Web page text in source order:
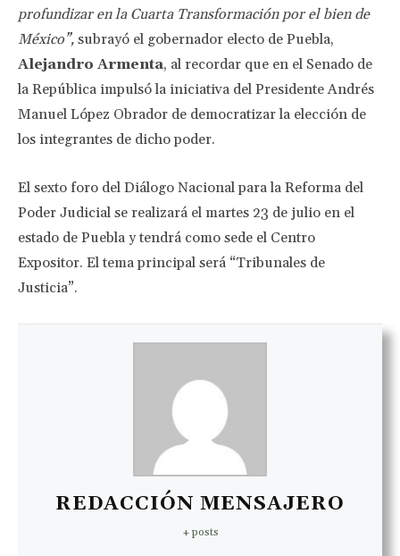
profundizar en la Cuarta Transformación por el bien de
México”, subrayó el gobernador electo de Puebla,
Alejandro Armenta, al recordar que en el Senado de
la República impulsó la iniciativa del Presidente Andrés
Manuel López Obrador de democratizar la elección de
los integrantes de dicho poder.
El sexto foro del Diálogo Nacional para la Reforma del
Poder Judicial se realizará el martes 23 de julio en el
estado de Puebla y tendrá como sede el Centro
Expositor. El tema principal será “Tribunales de
Justicia”.
REDACCIÓN MENSAJERO
+ posts